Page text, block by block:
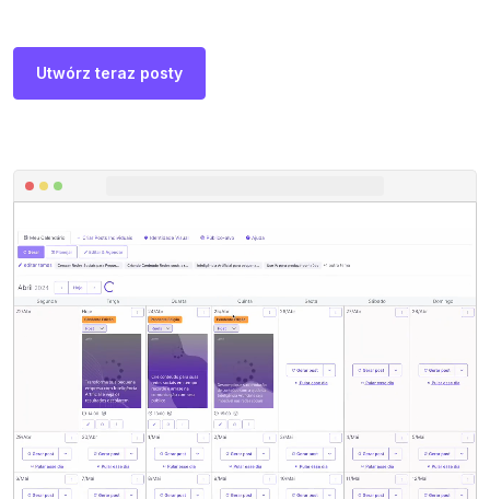
Utwórz teraz posty